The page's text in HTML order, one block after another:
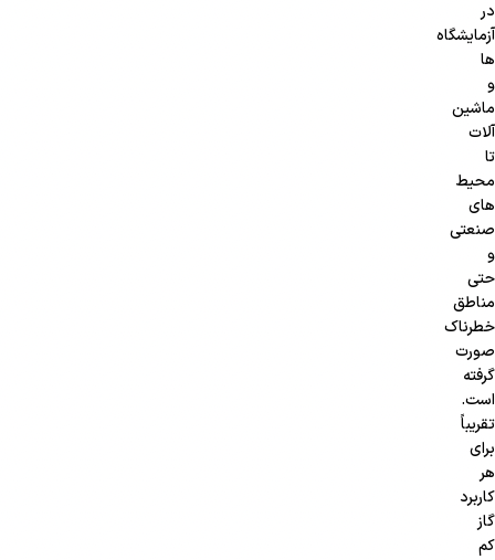
در
آزمایشگاه
ها
و
ماشین
آلات
تا
محیط
های
صنعتی
و
حتی
مناطق
خطرناک
صورت
گرفته
است.
تقریباً
برای
هر
کاربرد
گاز
کم